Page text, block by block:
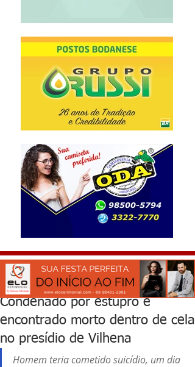
Condenado por estupro é
encontrado morto dentro de cela
no presídio de Vilhena
Homem teria cometido suicídio, um dia